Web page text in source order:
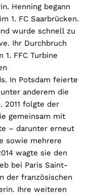
Henning begann
1. FC Saarbrücken.
wurde schnell zu
Ihr Durchbruch
1. FFC Turbine
In Potsdam feierte
anderem die
2011 folgte der
gemeinsam mit
– darunter erneut
sowie mehrere
wagte sie den
bei Paris Saint-
der französischen
Ihre weiteren